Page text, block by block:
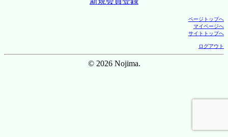
ページトップへ
マイページへ
サイトトップへ
ログアウト
© 2026 Nojima.